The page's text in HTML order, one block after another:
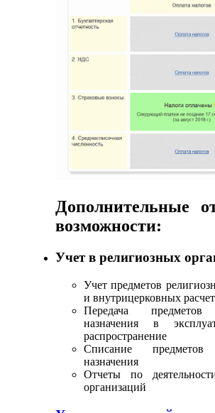
Дополнительные
возможности:
Учет в религиозных
Учет предметов
и внутрицерковных
Передача предметов
назначения в
распространение
Списание предметов
назначения
Отчеты по
организаций